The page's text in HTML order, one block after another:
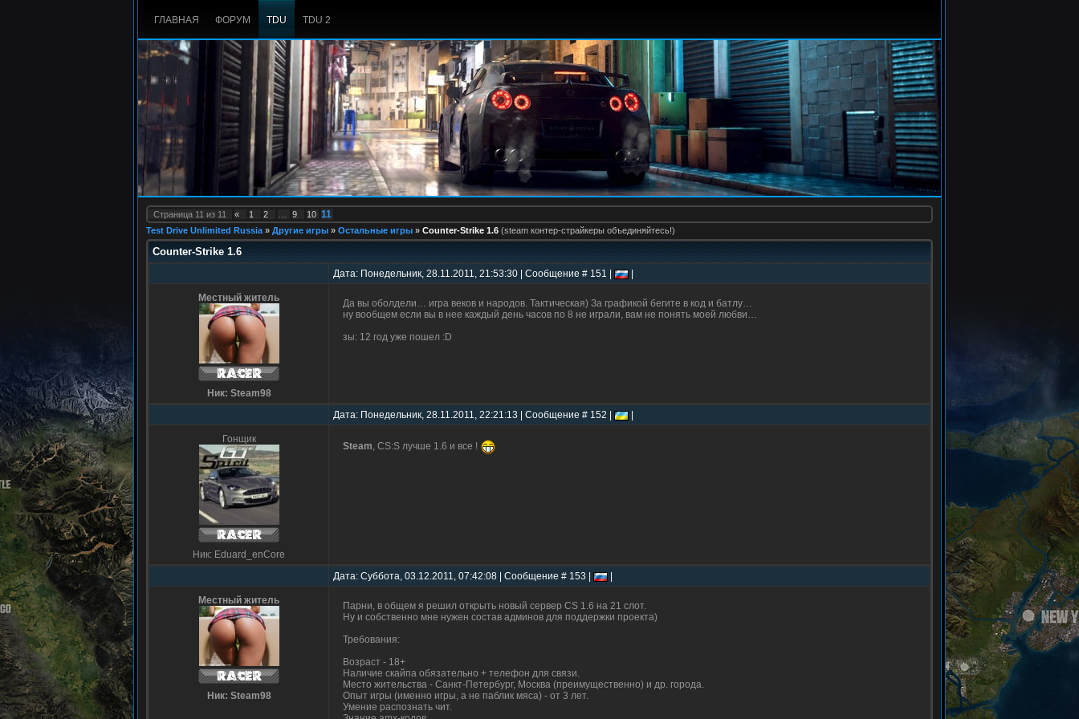
ГЛАВНАЯ ФОРУМ TDU TDU 2
Страница 11 из 11 « 1 2 9 10 11
Test Drive Unlimited Russia » Другие игры » Остальные игры » Counter-Strike 1.6 (steam контер-страйкеры объединяйтесь!)
Counter-Strike 1.6
Дата: Понедельник, 28.11.2011, 21:53:30 | Сообщение # 151 |
Местный житель
Ник: Steam98
Да вы оболдели… игра веков и народов. Тактическая) За графикой бегите в код и батлу…
ну вообщем если вы в нее каждый день часов по 8 не играли, вам не понять моей любви…
зы: 12 год уже пошел :D
Дата: Понедельник, 28.11.2011, 22:21:13 | Сообщение # 152 |
Гонщик
Ник: Eduard_enCore
Steam, CS:S лучше 1.6 и все !
Дата: Суббота, 03.12.2011, 07:42:08 | Сообщение # 153 |
Местный житель
Ник: Steam98
Парни, в общем я решил открыть новый сервер CS 1.6 на 21 слот.
Ну и собственно мне нужен состав админов для поддержки проекта)
Требования:
Возраст - 18+
Наличие скайпа обязательно + телефон для связи.
Место жительства - Санкт-Петербург, Москва (преимущественно) и др. города.
Опыт игры (именно игры, а не паблик мяса) - от 3 лет.
Умение распознать чит.